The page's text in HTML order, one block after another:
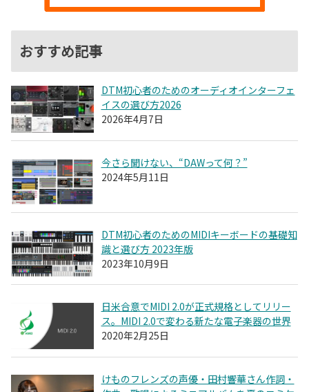
おすすめ記事
DTM初心者のためのオーディオインターフェ
イスの選び方2026
2026年4月7日
今さら聞けない、“DAWって何？”
2024年5月11日
DTM初心者のためのMIDIキーボードの基礎知
識と選び方 2023年版
2023年10月9日
日米合意でMIDI 2.0が正式規格としてリリー
ス。MIDI 2.0で変わる新たな電子楽器の世界
2020年2月25日
けものフレンズの声優・田村響華さん作詞・